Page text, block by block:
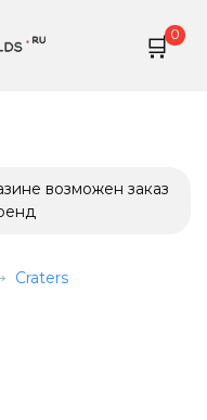
0
возможен заказ
Craters